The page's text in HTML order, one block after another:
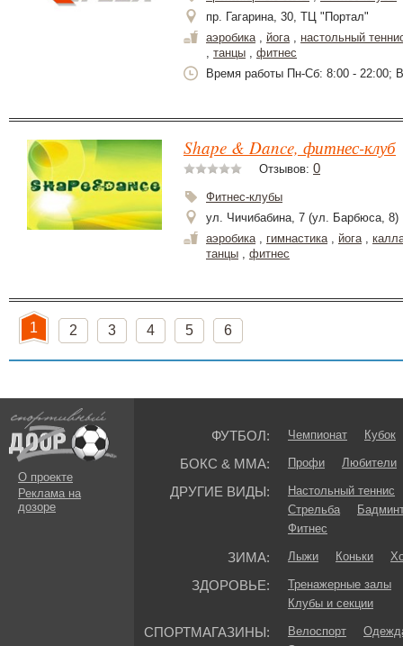
пр. Гагарина, 30, ТЦ "Портал"
аэробика, йога, настольный
, танцы , фитнес
Время работы Пн-Сб: 8:00 - 22:00;
Shape & Dance, фитнес-клуб
Отзывов: 0
Фитнес-клубы
ул. Чичибабина, 7 (ул. Барбюса, 8)
аэробика, гимнастика, йога,
танцы , фитнес
1 2 3 4 5 6
О проекте
Реклама на
дозоре
ФУТБОЛ: Чемпионат Кубок
БОКС & ММА: Профи Любители
ДРУГИЕ ВИДЫ:
Настольный теннис
Стрельба
Фитнес
ЗИМА: Лыжи Коньки
ЗДОРОВЬЕ:
Тренажерные залы
Клубы и секции
СПОРТМАГАЗИНЫ: Велоспорт